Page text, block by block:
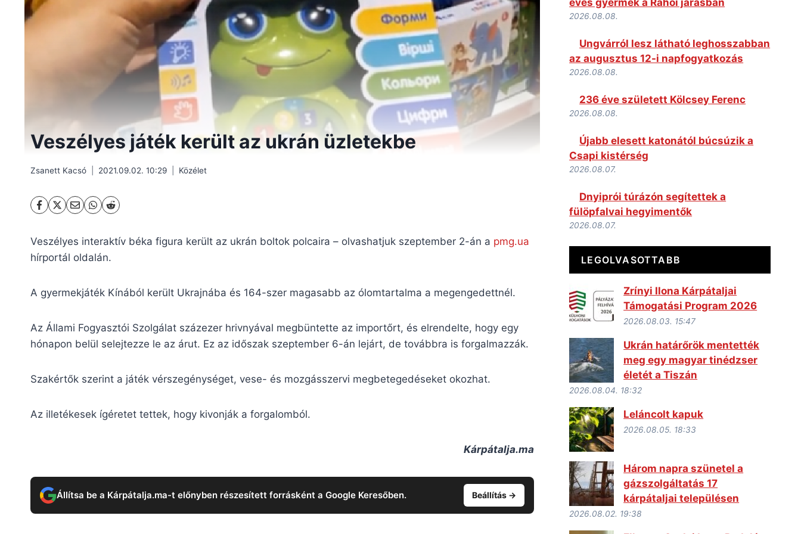
Veszélyes játék került az ukrán üzletekbe
Zsanett Kacsó 2021.09.02. 10:29 Közélet
Veszélyes interaktív béka figura került az ukrán boltok polcaira – olvashatjuk szeptember 2-án a pmg.ua
hírportál oldalán.
A gyermekjáték Kínából került Ukrajnába és 164-szer magasabb az ólomtartalma a megengedettnél.
Az Állami Fogyasztói Szolgálat százezer hrivnyával megbüntette az importőrt, és elrendelte, hogy egy
hónapon belül selejtezze le az árut. Ez az időszak szeptember 6-án lejárt, de továbbra is forgalmazzák.
Szakértők szerint a játék vérszegénységet, vese- és mozgásszervi megbetegedéseket okozhat.
Az illetékesek ígéretet tettek, hogy kivonják a forgalomból.
Kárpátalja.ma
Állítsa be a Kárpátalja.ma-t előnyben részesített forrásként a Google Keresőben. Beállítás →
2026.08.08.
Ungvárról lesz látható leghosszabban
az augusztus 12-i napfogyatkozás
2026.08.08.
236 éve született Kölcsey Ferenc
2026.08.08.
Újabb elesett katonától búcsúzik a
Csapi kistérség
2026.08.07.
Dnyiprói túrázón segítettek a
fülöpfalvai hegyimentők
2026.08.07.
LEGOLVASOTTABB
Zrínyi Ilona Kárpátaljai
Támogatási Program 2026
2026.08.03. 15:47
Ukrán határőrök mentették
meg egy magyar tinédzser
életét a Tiszán
2026.08.04. 18:32
Leláncolt kapuk
2026.08.05. 18:33
Három napra szünetel a
gázszolgáltatás 17
kárpátaljai településen
2026.08.02. 19:38